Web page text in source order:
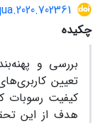
چکیده
بررسی و
تعیین
کیفیت رسوبات
هدف از این